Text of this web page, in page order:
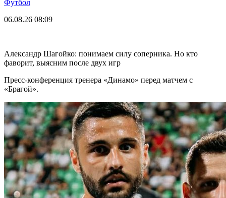
Футбол
06.08.26 08:09
Александр Шагойко: понимаем силу соперника. Но кто
фаворит, выясним после двух игр
Пресс-конференция тренера «Динамо» перед матчем с
«Брагой».